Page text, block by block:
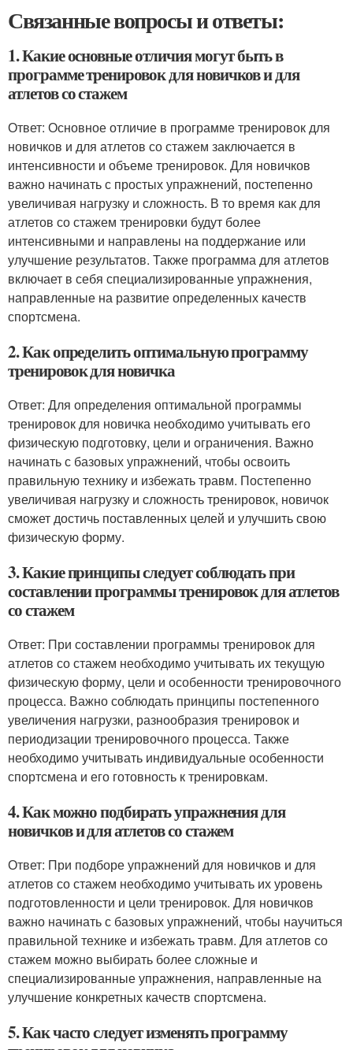
Связанные вопросы и ответы:
1. Какие основные отличия могут быть в
программе тренировок для новичков и для
атлетов со стажем
Ответ: Основное отличие в программе тренировок для
новичков и для атлетов со стажем заключается в
интенсивности и объеме тренировок. Для новичков
важно начинать с простых упражнений, постепенно
увеличивая нагрузку и сложность. В то время как для
атлетов со стажем тренировки будут более
интенсивными и направлены на поддержание или
улучшение результатов. Также программа для атлетов
включает в себя специализированные упражнения,
направленные на развитие определенных качеств
спортсмена.
2. Как определить оптимальную программу
тренировок для новичка
Ответ: Для определения оптимальной программы
тренировок для новичка необходимо учитывать его
физическую подготовку, цели и ограничения. Важно
начинать с базовых упражнений, чтобы освоить
правильную технику и избежать травм. Постепенно
увеличивая нагрузку и сложность тренировок, новичок
сможет достичь поставленных целей и улучшить свою
физическую форму.
3. Какие принципы следует соблюдать при
составлении программы тренировок для атлетов
со стажем
Ответ: При составлении программы тренировок для
атлетов со стажем необходимо учитывать их текущую
физическую форму, цели и особенности тренировочного
процесса. Важно соблюдать принципы постепенного
увеличения нагрузки, разнообразия тренировок и
периодизации тренировочного процесса. Также
необходимо учитывать индивидуальные особенности
спортсмена и его готовность к тренировкам.
4. Как можно подбирать упражнения для
новичков и для атлетов со стажем
Ответ: При подборе упражнений для новичков и для
атлетов со стажем необходимо учитывать их уровень
подготовленности и цели тренировок. Для новичков
важно начинать с базовых упражнений, чтобы научиться
правильной технике и избежать травм. Для атлетов со
стажем можно выбирать более сложные и
специализированные упражнения, направленные на
улучшение конкретных качеств спортсмена.
5. Как часто следует изменять программу